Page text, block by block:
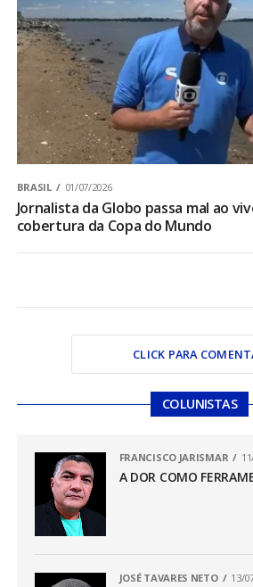
BRASIL 01/07/2026
Jornalista da Globo passa mal ao
cobertura da Copa do Mundo
CLICK PARA
COLUNISTAS
FRANCISCO JARISMAR
A DOR COMO
JOSÉ TAVARES NETO 13/